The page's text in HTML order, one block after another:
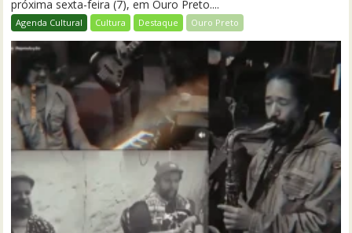
próxima sexta-feira (7), em Ouro Preto....
Agenda Cultural Cultura Destaque Ouro Preto